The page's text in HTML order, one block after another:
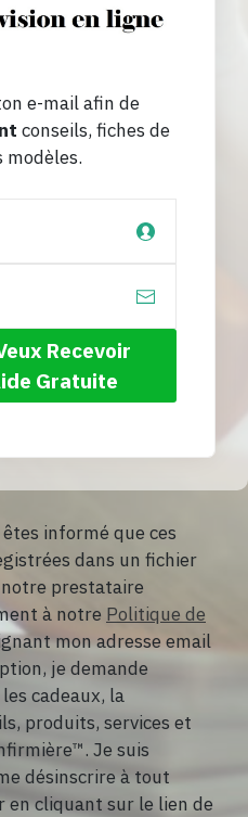
e-mail afin de
conseils, fiches de
Recevoir
Gratuite
êtes informé que ces
dans un fichier
prestataire
à notre Politique de
mon adresse email
je demande
cadeaux, la
produits, services et
™. Je suis
désinscrire à tout
cliquant sur le lien de